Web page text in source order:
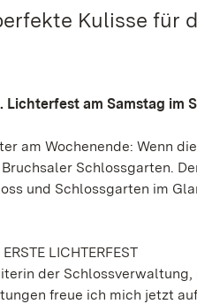
Kulisse für
Lichterfest am Samstag im
am Wochenende: Wenn
Schlossgarten.
und Schlossgarten im
LICHTERFEST
der
freue ich mich jetzt